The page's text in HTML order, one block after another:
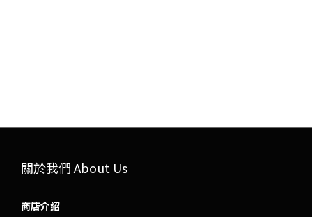
關於我們 About Us
商店介紹